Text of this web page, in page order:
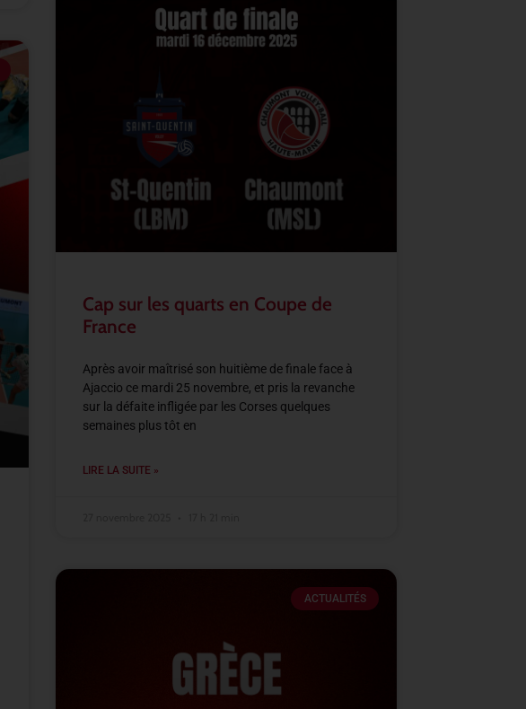
Cap sur les quarts en Coupe de
France
Après avoir maîtrisé son huitième de finale face à
Ajaccio ce mardi 25 novembre, et pris la revanche
sur la défaite infligée par les Corses quelques
semaines plus tôt en
LIRE LA SUITE »
ACTUALITÉS